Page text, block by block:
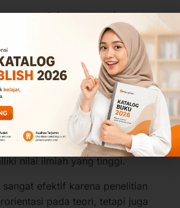
Nyata di
novelty juga dapat
fenomena yang terjadi di
permasalahan aktual yang
perhatian akademik
Dengan mengamati kondisi
dapat menemukan topik baru
kebutuhan masyarakat
nilai ilmiah yang tinggi.
sangat efektif karena penelitian
pada teori, tetapi juga